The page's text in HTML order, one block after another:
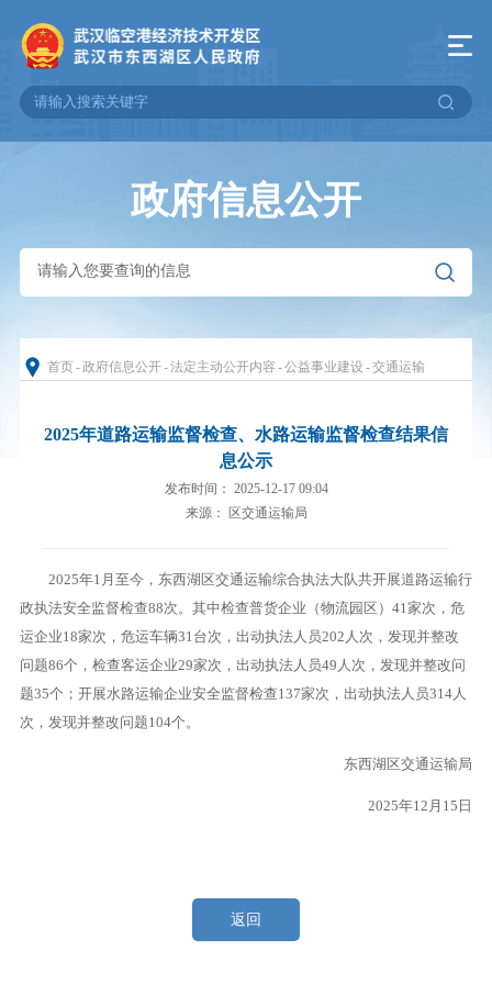
政府信息公开
首页-政府信息公开-法定主动公开内容 -公益事业建设 -交通运输
2025年道路运输监督检查、水路运输监督检查结果信
息公示
发布时间： 2025-12-17 09:04
来源： 区交通运输局
2025年1月至今，东西湖区交通运输综合执法大队共开展道路运输行
政执法安全监督检查88次。其中检查普货企业（物流园区）41家次，危
运企业18家次，危运车辆31台次，出动执法人员202人次，发现并整改
问题86个，检查客运企业29家次，出动执法人员49人次，发现并整改问
题35个；开展水路运输企业安全监督检查137家次，出动执法人员314人
次，发现并整改问题104个。
东西湖区交通运输局
2025年12月15日
返回